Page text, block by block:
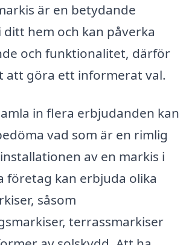
är en betydande
hem och kan påverka
och funktionalitet, därför
att göra ett informerat val.
in flera erbjudanden kan
vad som är en rimlig
av en markis i
företag kan erbjuda olika
såsom
terrassmarkiser